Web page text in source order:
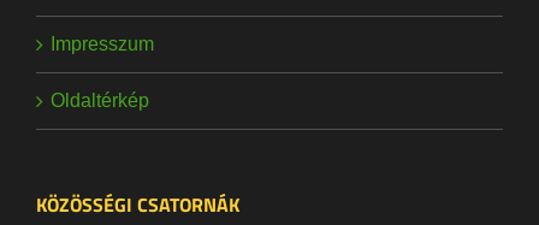
Impresszum
Oldaltérkép
KÖZÖSSÉGI CSATORNÁK